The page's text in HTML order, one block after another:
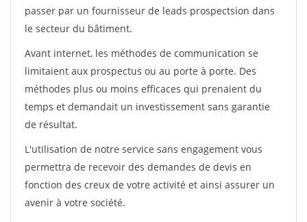
passer par un fournisseur de leads prospectsion dans
le secteur du bâtiment.
Avant internet, les méthodes de communication se
limitaient aux prospectus ou au porte à porte. Des
méthodes plus ou moins efficaces qui prenaient du
temps et demandait un investissement sans garantie
de résultat.
L'utilisation de notre service sans engagement vous
permettra de recevoir des demandes de devis en
fonction des creux de votre activité et ainsi assurer un
avenir à votre société.